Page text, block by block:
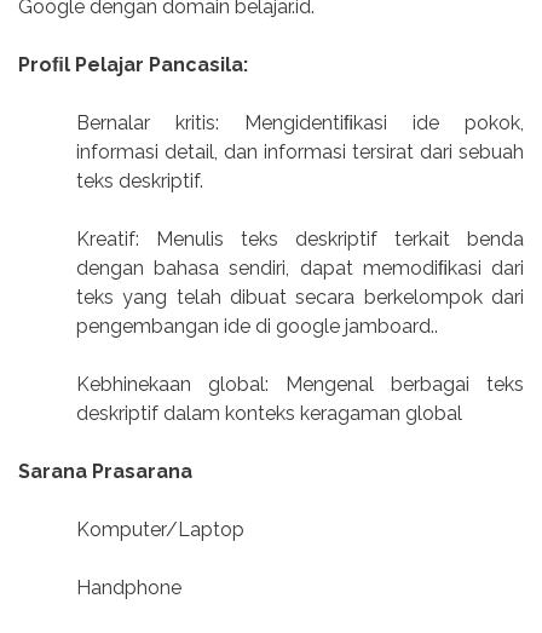
Google dengan domain belajar.id.
Proﬁl Pelajar Pancasila:
Bernalar kritis: Mengidentiﬁkasi ide pokok,
informasi detail, dan informasi tersirat dari sebuah
teks deskriptif.
Kreatif: Menulis teks deskriptif terkait benda
dengan bahasa sendiri, dapat memodiﬁkasi dari
teks yang telah dibuat secara berkelompok dari
pengembangan ide di google jamboard..
Kebhinekaan global: Mengenal berbagai teks
deskriptif dalam konteks keragaman global
Sarana Prasarana
Komputer/Laptop
Handphone